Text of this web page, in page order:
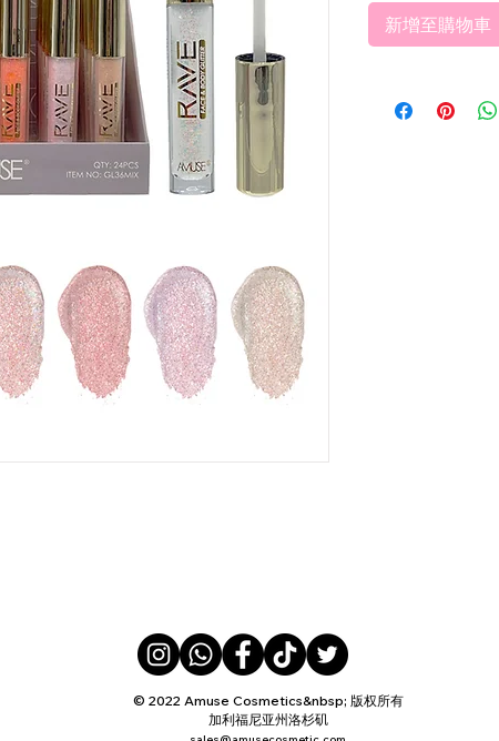
新增至購物車
© 2022 Amuse Cosmetics&nbsp; 版权所有
加利福尼亚州洛杉矶